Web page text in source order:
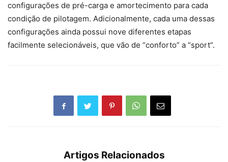
configurações de pré-carga e amortecimento para cada
condição de pilotagem. Adicionalmente, cada uma dessas
configurações ainda possui nove diferentes etapas
facilmente selecionáveis, que vão de “conforto” a “sport”.
Artigos Relacionados